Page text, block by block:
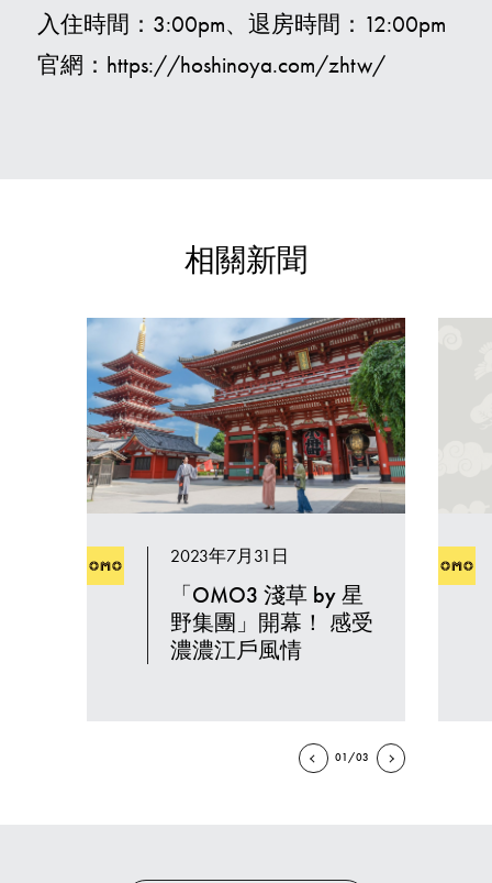
入住時間：3:00pm、退房時間：12:00pm
官網：https://hoshinoya.com/zhtw/
相關新聞
2023年7月31日
「OMO3 淺草 by 星
野集團」開幕！ 感受
濃濃江戶風情
01/03